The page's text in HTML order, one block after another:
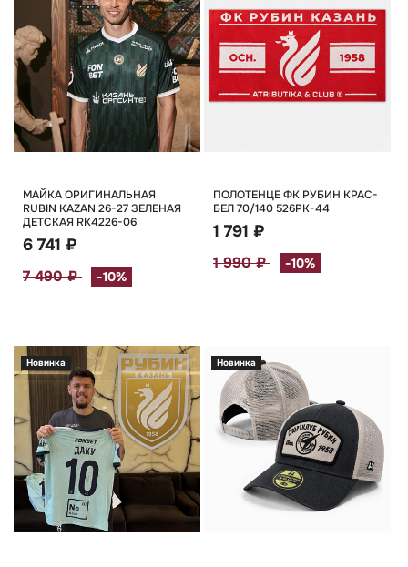
МАЙКА ОРИГИНАЛЬНАЯ
RUBIN KAZAN 26-27 ЗЕЛЕНАЯ
ДЕТСКАЯ RK4226-06
6 741 ₽
7 490 ₽ -10%
ПОЛОТЕНЦЕ ФК РУБИН КРАС-
БЕЛ 70/140 526РК-44
1 791 ₽
1 990 ₽ -10%
Новинка Новинка